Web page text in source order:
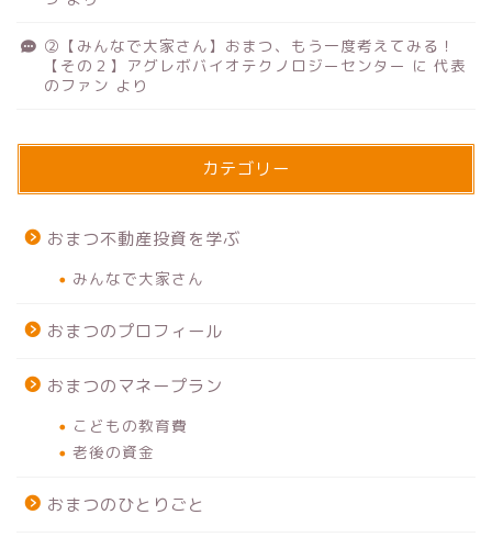
②【みんなで大家さん】おまつ、もう一度考えてみる！
【その２】アグレボバイオテクノロジーセンター に 代表
のファン より
カテゴリー
おまつ不動産投資を学ぶ
みんなで大家さん
おまつのプロフィール
おまつのマネープラン
こどもの教育費
老後の資金
おまつのひとりごと